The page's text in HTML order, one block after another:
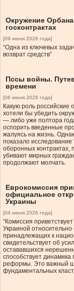
Окружение
госконтрактах
[09 июня 2026 года]
“Одна из ключевых
возврат средств”
Пссы войны.
времени
[06 июня 2026 года]
Какую роль российские
хотели бы убедить
— либо уже полтора
оспорить введенные
жалуясь на жизнь.
показало
оборонных контрактах,
убивают мирных
продолжают молчать.
Еврокомиссия
официальное
Украины
[04 июня 2026 года]
“Комиссия
Украиной
принадлежащих к
свидетельствует об
остававшихся
способствует
реформы. Это важный
фундаментальных